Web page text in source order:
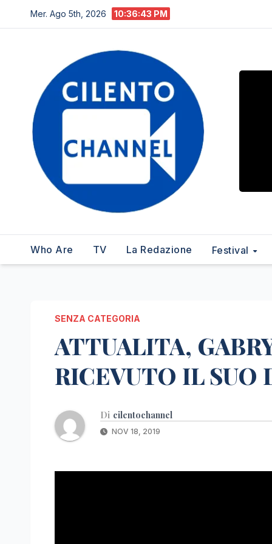
al
Mer. Ago 5th, 2026 10:36:44 PM
Who Are TV La Redazione Festival
SENZA CATEGORIA
ATTUALITA,
RICEVUTO IL SUO
Di cilentochannel
NOV 18, 2019